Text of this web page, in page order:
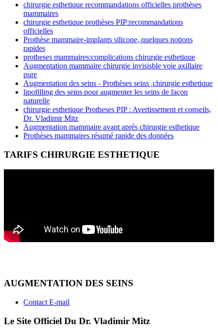
chirurgie esthetique recommandations officielles prothèses
mammaires
chirurgie esthetique prothèses PIP:recommandations
officielles
Prothèse mammaire-implants silicone, quelques notions
rapides
protheses mammaires:complications chirurgie esthetique
Augmentation mammaire chirurgie invisisble voie axillaire
pure
Augmentation des seins - Prothèses seins ,chirurgie esthetique
lipofilling des seins pour augmenter les seins de façon
naturelle
chirurgie esthetique Protheses PIP : Avertissement et conseils,
Dr. Vladimir Mitz
Augmentation mammaire avant après chirurgie esthetique
Prothèses mammaires résumé rapide des données
TARIFS CHIRURGIE ESTHETIQUE
AUGMENTATION DES SEINS
Contact E-mail
Le Site Officiel Du Dr. Vladimir Mitz